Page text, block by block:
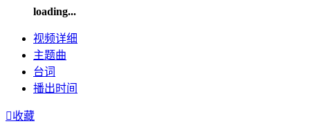
loading...
视频详细
主题曲
台词
播出时间
收藏